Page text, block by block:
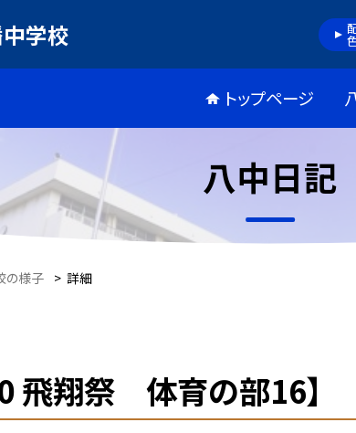
学校
トップページ
八中日記
の様子 > 詳細
飛翔祭 体育の部16】